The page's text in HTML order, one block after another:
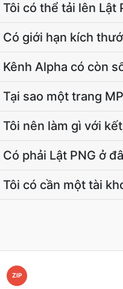
Tôi có thể tải lên Lật
Có giới hạn kích
Kênh Alpha có còn
Tại sao một trang
Tôi nên làm gì với
Có phải Lật PNG ở
Tôi có cần một tài
ZIP